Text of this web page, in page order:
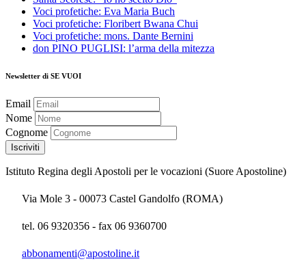
Voci profetiche: Eva Maria Buch
Voci profetiche: Floribert Bwana Chui
Voci profetiche: mons. Dante Bernini
don PINO PUGLISI: l’arma della mitezza
Newsletter di SE VUOI
Email
Nome
Cognome
Istituto Regina degli Apostoli per le vocazioni (Suore Apostoline)
Via Mole 3 - 00073 Castel Gandolfo (ROMA)
tel. 06 9320356 - fax 06 9360700
abbonamenti@apostoline.it